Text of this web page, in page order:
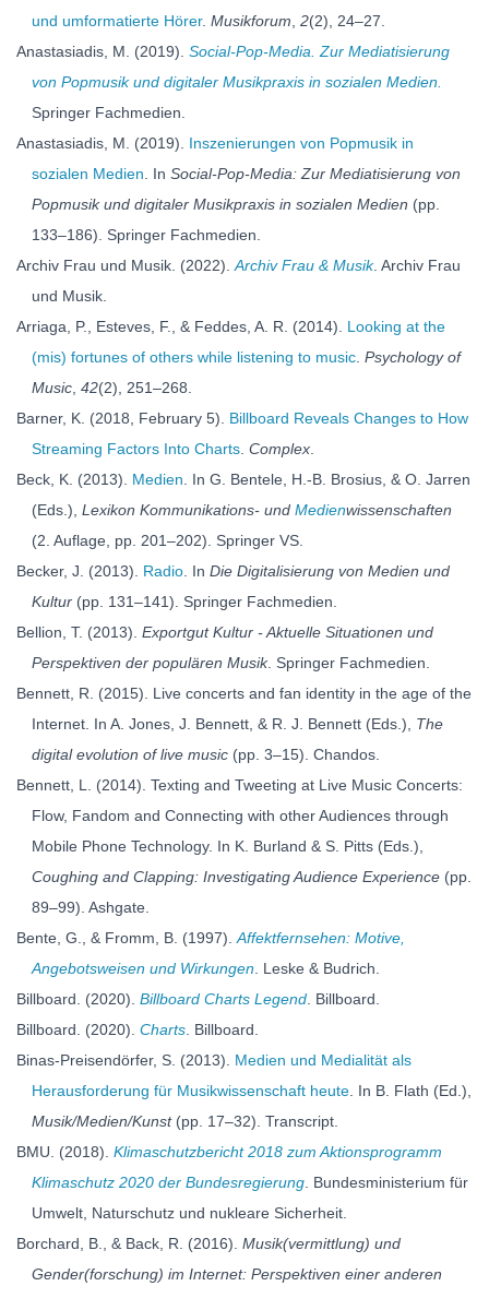
und umformatierte Hörer. Musikforum 2(2), 24–27.
Anastasiadis, M. (2019). Social-Pop-Media. Zur Mediatisierung
von Popmusik und digitaler Musikpraxis in sozialen Medien.
Springer Fachmedien.
Anastasiadis, M. (2019). Inszenierungen von Popmusik in
sozialen Medien . In Social-Pop-Media: Zur Mediatisierung von
Popmusik und digitaler Musikpraxis in sozialen Medien (pp.
133–186). Springer Fachmedien.
Archiv Frau und Musik. (2022). Archiv Frau & Musik. Archiv Frau
und Musik.
Arriaga, P., Esteves, F., & Feddes, A. R. (2014). Looking at the
(mis) fortunes of others while listening to music Psychology of
Music 42(2), 251–268.
Barner, K. (2018, February 5). Billboard Reveals Changes to How
Streaming Factors Into Charts Complex
Beck, K. (2013). Medien . In G. Bentele, H.-B. Brosius, & O. Jarren
(Eds.), Lexikon Kommunikations- und Medienwissenschaften
(2. Auflage, pp. 201–202). Springer VS.
Becker, J. (2013). Radio . In Die Digitalisierung von Medien und
Kultur (pp. 131–141). Springer Fachmedien.
Bellion, T. (2013). Exportgut Kultur - Aktuelle Situationen und
Perspektiven der populären Musik. Springer Fachmedien.
Bennett, R. (2015). Live concerts and fan identity in the age of the
Internet. In A. Jones, J. Bennett, & R. J. Bennett (Eds.), The
digital evolution of live music (pp. 3–15). Chandos.
Bennett, L. (2014). Texting and Tweeting at Live Music Concerts:
Flow, Fandom and Connecting with other Audiences through
Mobile Phone Technology. In K. Burland & S. Pitts (Eds.),
Coughing and Clapping: Investigating Audience Experience (pp.
89–99). Ashgate.
Bente, G., & Fromm, B. (1997). Affektfernsehen: Motive,
Angebotsweisen und Wirkungen . Leske & Budrich.
Billboard. (2020). Billboard Charts Legend . Billboard.
Billboard. (2020). Charts . Billboard.
Binas-Preisendörfer, S. (2013). Medien und Medialität als
Herausforderung für Musikwissenschaft heute . In B. Flath (Ed.),
Musik/Medien/Kunst(pp. 17–32). Transcript.
BMU. (2018). Klimaschutzbericht 2018 zum Aktionsprogramm
Klimaschutz 2020 der Bundesregierung . Bundesministerium für
Umwelt, Naturschutz und nukleare Sicherheit.
Borchard, B., & Back, R. (2016). Musik(vermittlung) und
Gender(forschung) im Internet: Perspektiven einer anderen